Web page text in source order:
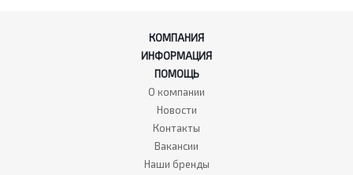
КОМПАНИЯ
ИНФОРМАЦИЯ
ПОМОЩЬ
О компании
Новости
Контакты
Вакансии
Наши бренды